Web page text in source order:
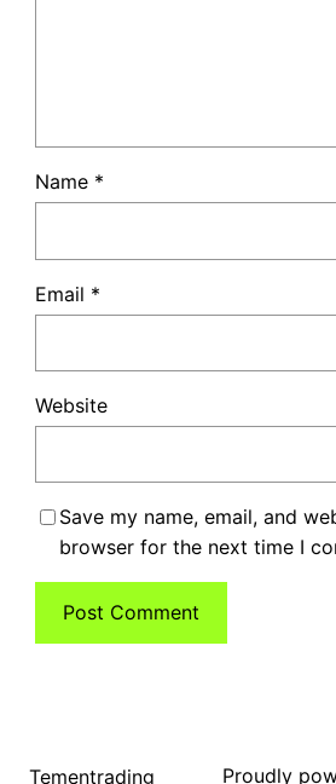
Name *
Email *
Website
Save my name, email, and
browser for the next time I
Tementrading Proudly